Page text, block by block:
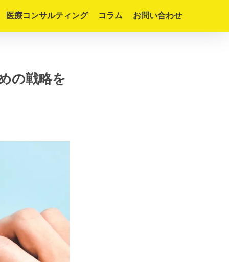
医療コンサルティング コラム お問い合わせ
の戦略を